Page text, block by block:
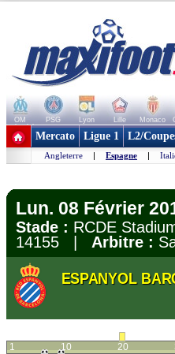
OM PSG Lyon Lille Monaco
+ de clubs
Mercato Ligue 1 L2/
Angleterre | Espagne |
Lun. 08 Février
Stade : RCDE
14155 | Arbitre :
ESPANYOL
1 10 20